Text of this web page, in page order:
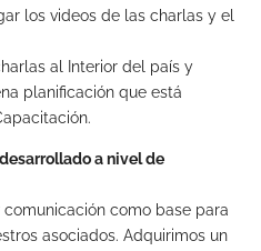
los videos de las charlas y el
al Interior del país y
planificación que está
a nivel de
como base para
asociados. Adquirimos un